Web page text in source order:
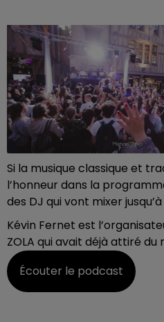
Si la musique classique et
l’honneur dans la
des DJ qui vont mixer
Kévin Fernet est
ZOLA qui avait déjà attiré du
Écouter le podcast